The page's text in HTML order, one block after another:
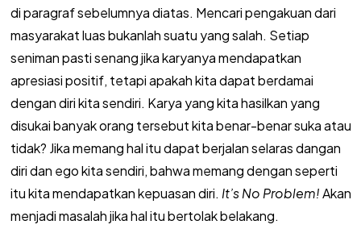
di paragraf sebelumnya diatas. Mencari pengakuan dari
masyarakat luas bukanlah suatu yang salah. Setiap
seniman pasti senang jika karyanya mendapatkan
apresiasi positif, tetapi apakah kita dapat berdamai
dengan diri kita sendiri. Karya yang kita hasilkan yang
disukai banyak orang tersebut kita benar-benar suka atau
tidak? Jika memang hal itu dapat berjalan selaras dangan
diri dan ego kita sendiri, bahwa memang dengan seperti
itu kita mendapatkan kepuasan diri. It’s No Problem!Akan
menjadi masalah jika hal itu bertolak belakang.